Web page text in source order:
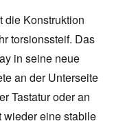
die Konstruktion
torsionssteif. Das
in seine neue
an der Unterseite
Tastatur oder an
wieder eine stabile